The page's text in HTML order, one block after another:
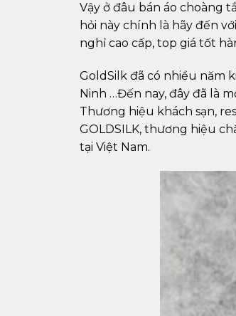
Vậy ở đâu bán áo choàng
hỏi này chính là hãy đến
nghỉ cao cấp, top giá tốt
GoldSilk đã có nhiều năm
Ninh …Đến nay, đây đã là
Thương hiệu khách sạn,
GOLDSILK, thương hiệu
tại Việt Nam.